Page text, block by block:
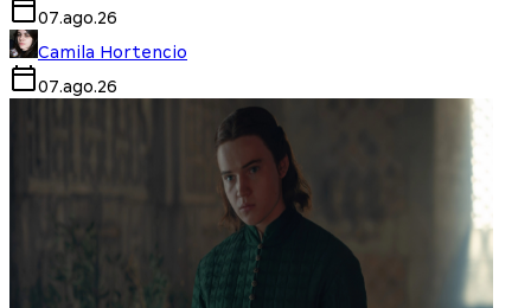
07.ago.26
Camila Hortencio
07.ago.26